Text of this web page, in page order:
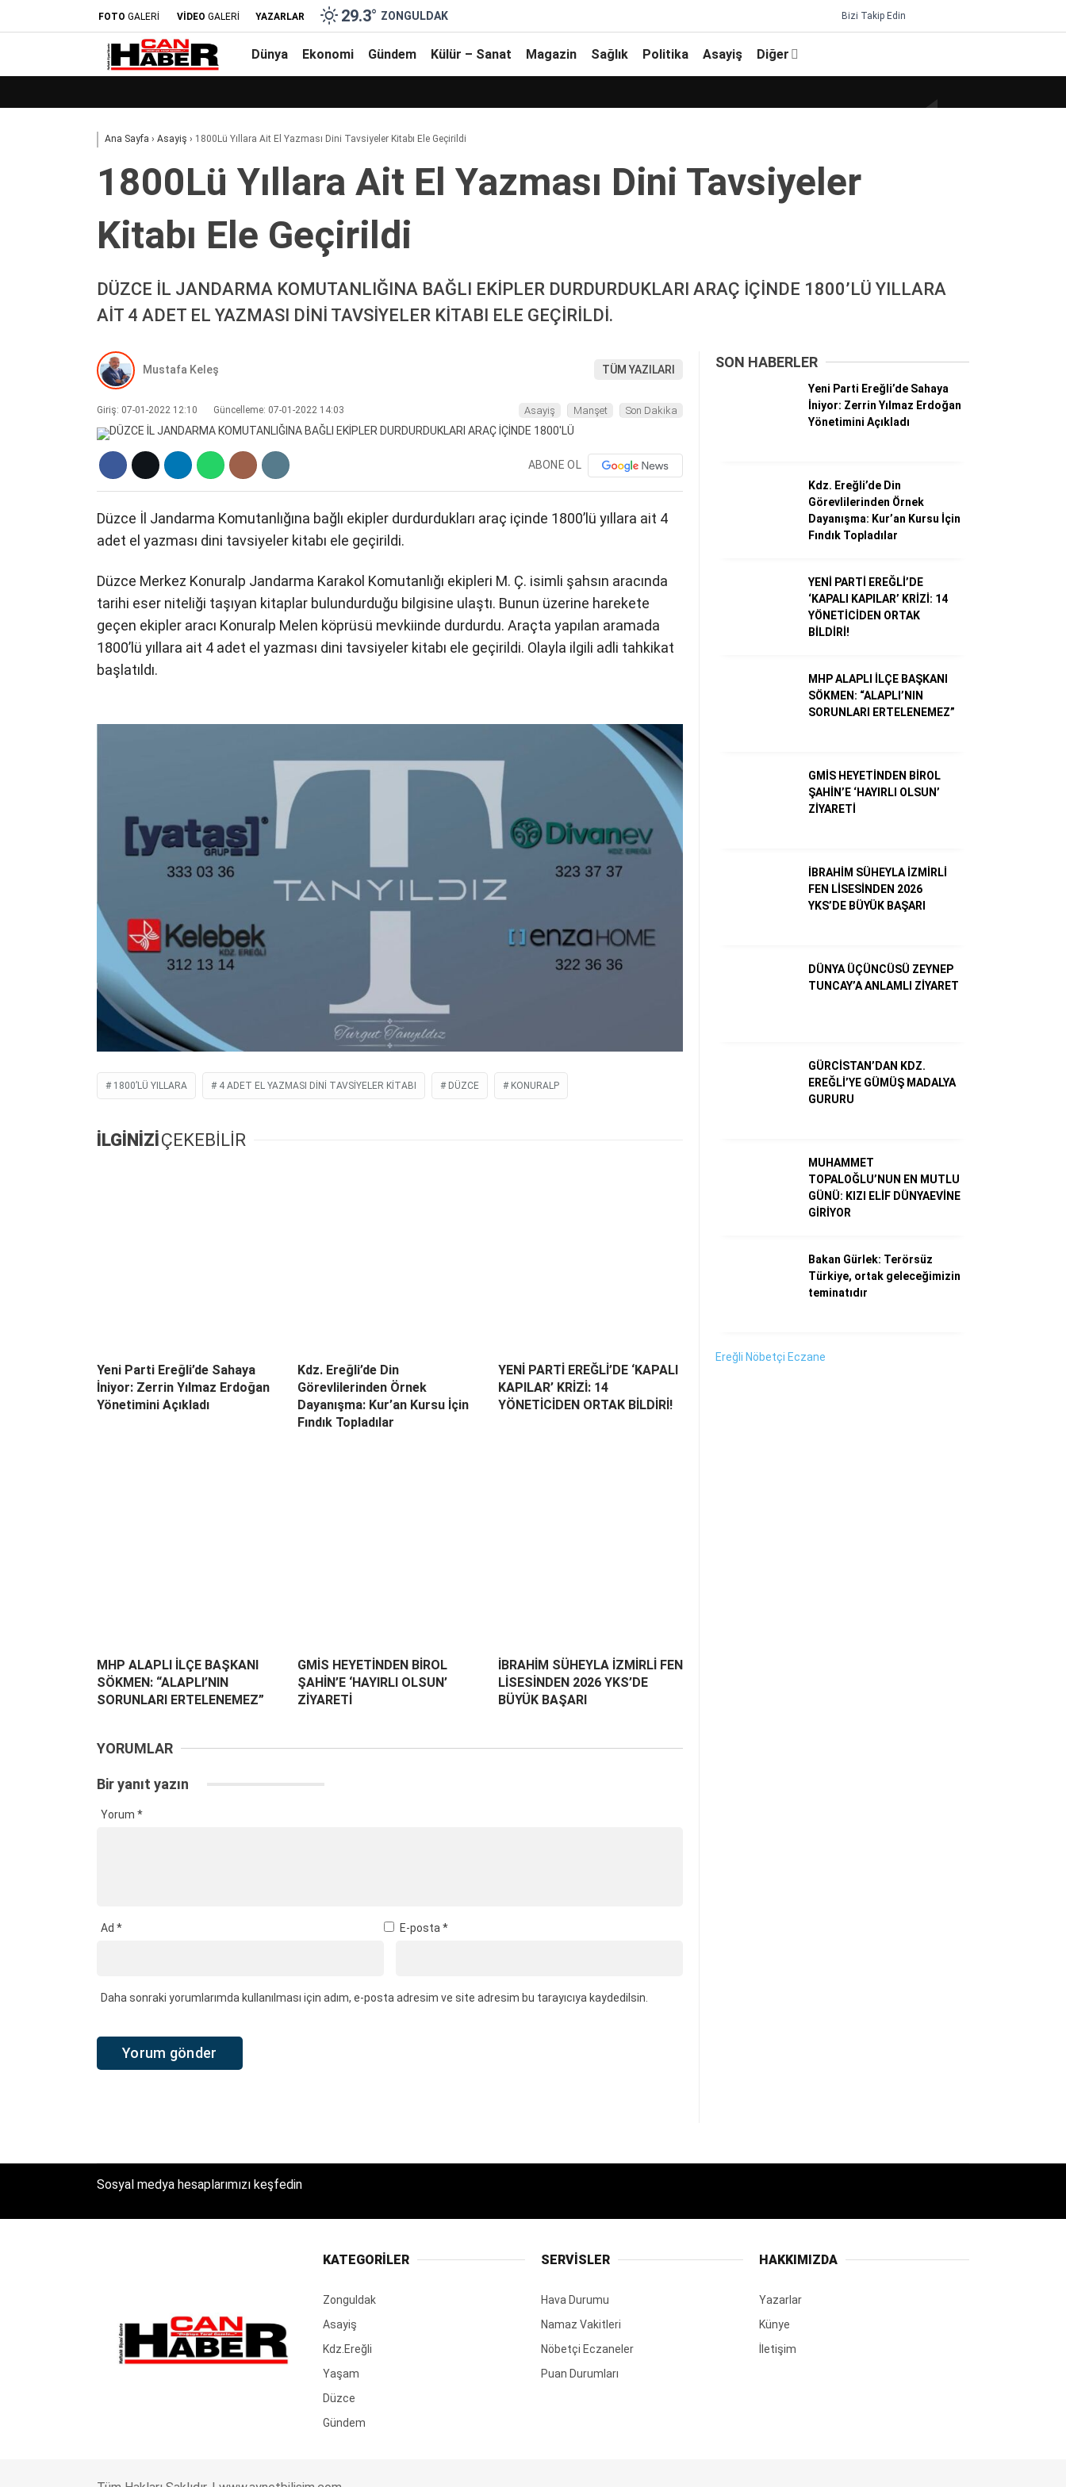
Dünya
Ekonomi
Külür – Sanat
Magazin
Politika
Asayiş
FOTO GALERİ VİDEO GALERİ YAZARLAR 29.3° ZONGULDAK Bizi Takip Edin
Dünya Ekonomi Gündem Külür – Sanat Magazin Sağlık Politika Asayiş Diğer
Ana Sayfa › Asayiş › 1800Lü Yıllara Ai̇t El Yazması Di̇ni̇ Tavsi̇yeler Ki̇tabı Ele Geçi̇ri̇ldi̇
1800Lü Yıllara Ai̇t El Yazması Di̇ni̇ Tavsi̇yeler
Ki̇tabı Ele Geçi̇ri̇ldi̇
DÜZCE İL JANDARMA KOMUTANLIĞINA BAĞLI EKİPLER DURDURDUKLARI ARAÇ İÇİNDE 1800’LÜ YILLARA
AİT 4 ADET EL YAZMASI DİNİ TAVSİYELER KİTABI ELE GEÇİRİLDİ.
Mustafa Keleş TÜM YAZILARI
Giriş: 07-01-2022 12:10 Güncelleme: 07-01-2022 14:03 Asayiş Manşet Son Dakika
ABONE OL
Düzce İl Jandarma Komutanlığına bağlı ekipler durdurdukları araç içinde 1800’lü yıllara ait 4
adet el yazması dini tavsiyeler kitabı ele geçirildi.
Düzce Merkez Konuralp Jandarma Karakol Komutanlığı ekipleri M. Ç. isimli şahsın aracında
tarihi eser niteliği taşıyan kitaplar bulundurduğu bilgisine ulaştı. Bunun üzerine harekete
geçen ekipler aracı Konuralp Melen köprüsü mevkiinde durdurdu. Araçta yapılan aramada
1800’lü yıllara ait 4 adet el yazması dini tavsiyeler kitabı ele geçirildi. Olayla ilgili adli tahkikat
başlatıldı.
1800’LÜ YILLARA 4 ADET EL YAZMASI DINI TAVSIYELER KITABI DÜZCE KONURALP
İLGİNİZİ ÇEKEBİLİR
Yeni Parti Ereğli’de Sahaya
İniyor: Zerrin Yılmaz Erdoğan
Yönetimini Açıkladı
Kdz. Ereğli’de Din
Görevlilerinden Örnek
Dayanışma: Kur’an Kursu İçin
Fındık Topladılar
YENİ PARTİ EREĞLİ’DE ‘KAPALI
KAPILAR’ KRİZİ: 14
YÖNETİCİDEN ORTAK BİLDİRİ!
MHP ALAPLI İLÇE BAŞKANI
SÖKMEN: “ALAPLI’NIN
SORUNLARI ERTELENEMEZ”
GMİS HEYETİNDEN BİROL
ŞAHİN’E ‘HAYIRLI OLSUN’
ZİYARETİ
İBRAHİM SÜHEYLA İZMİRLİ FEN
LİSESİNDEN 2026 YKS’DE
BÜYÜK BAŞARI
YORUMLAR
Bir yanıt yazın
Yorum *
Ad * E-posta*
Daha sonraki yorumlarımda kullanılması için adım, e-posta adresim ve site adresim bu tarayıcıya kaydedilsin.
SON HABERLER
Yeni Parti Ereğli’de Sahaya
İniyor: Zerrin Yılmaz Erdoğan
Yönetimini Açıkladı
Kdz. Ereğli’de Din
Görevlilerinden Örnek
Dayanışma: Kur’an Kursu İçin
Fındık Topladılar
YENİ PARTİ EREĞLİ’DE
‘KAPALI KAPILAR’ KRİZİ: 14
YÖNETİCİDEN ORTAK
BİLDİRİ!
MHP ALAPLI İLÇE BAŞKANI
SÖKMEN: “ALAPLI’NIN
SORUNLARI ERTELENEMEZ”
GMİS HEYETİNDEN BİROL
ŞAHİN’E ‘HAYIRLI OLSUN’
ZİYARETİ
İBRAHİM SÜHEYLA İZMİRLİ
FEN LİSESİNDEN 2026
YKS’DE BÜYÜK BAŞARI
DÜNYA ÜÇÜNCÜSÜ ZEYNEP
TUNCAY’A ANLAMLI ZİYARET
GÜRCİSTAN’DAN KDZ.
EREĞLİ’YE GÜMÜŞ MADALYA
GURURU
MUHAMMET
TOPALOĞLU’NUN EN MUTLU
GÜNÜ: KIZI ELİF DÜNYAEVİNE
GİRİYOR
Bakan Gürlek: Terörsüz
Türkiye, ortak geleceğimizin
teminatıdır
Ereğli Nöbetçi Eczane
Sosyal medya hesaplarımızı keşfedin
KATEGORİLER
Zonguldak
Asayiş
Kdz.Ereğli
Yaşam
Düzce
Gündem
SERVİSLER
Hava Durumu
Namaz Vakitleri
Nöbetçi Eczaneler
Puan Durumları
HAKKIMIZDA
Yazarlar
Künye
İletişim